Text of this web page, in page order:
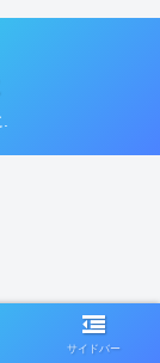
サイドバー